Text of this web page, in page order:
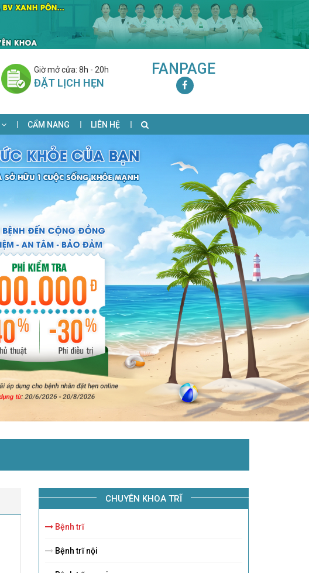
Giờ mở cửa: 8h - 20h
ĐẶT LỊCH HẸN
FANPAGE
CẨM NANG LIÊN HỆ
CHUYÊN KHOA TRĨ
Bệnh trĩ
Bệnh trĩ nội